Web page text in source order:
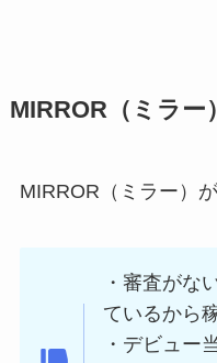
MIRROR（ミラー
MIRROR（ミラー）
・審査がな
ているから
・デビュー